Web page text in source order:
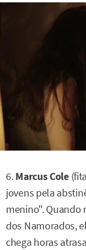
6.Marcus Cole
jovens pela
menino". Quando
dos Namorados,
chega horas